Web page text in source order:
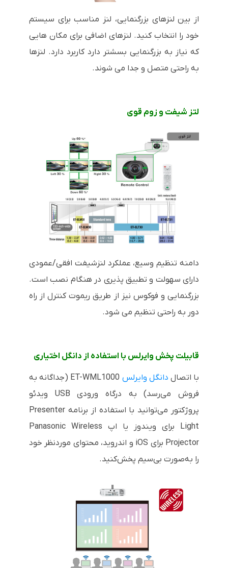
از بین لنزهای بزرگنمایی، لنز مناسب برای سیستم
خود را انتخاب کنید. لنزهای اضافی برای مکان هایی
که نیاز به بزرگنمایی بسشتر دارد کاربرد دارد. لنزها
به راحتی متصل و جدا می شوند.
لتز شیفت و زوم قوی
دامنه تنظیم وسیع، عملکرد لنزشیفت افقی/عمودی
دارای سهولت و تطبیق پذیری در هنگام نصب است.
بزرگنمایی و فوکوس نیز از طریق ریموت کنترل از راه
دور به راحتی تنظیم می شود.
قابیلت پخش وایرلس با استفاده از دانگل اختیاری
با اتصال دانگل وایرلس ET-WML1000 (جداگانه به
فروش می‌رسد) به درگاه ورودی USB ویدئو
پروژکتور می‌توانید با استفاده از برنامهPresenter
Light برای ویندوز یا اپ Panasonic Wireless
Projector برای iOS و اندروید، محتوای موردنظر خود
را به‌صورت بی‌سیم پخش‌کنید.